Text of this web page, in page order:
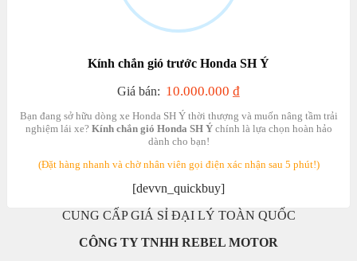
Kính chắn gió trước Honda SH Ý
Giá bán: 10.000.000 ₫
Bạn đang sở hữu dòng xe Honda SH Ý thời thượng và muốn nâng tầm trải
nghiệm lái xe? Kính chắn gió Honda SH Ýchính là lựa chọn hoàn hảo
dành cho bạn!
(Đặt hàng nhanh và chờ nhân viên gọi điện xác nhận sau 5 phút!)
[devvn_quickbuy]
CUNG CẤP GIÁ SỈ ĐẠI LÝ TOÀN QUỐC
CÔNG TY TNHH REBEL MOTOR